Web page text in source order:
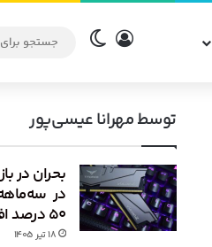
ورودتغییر پوسته
توسط مهرانا عیسی‌پور
۵۰ درصد افزایش می‌یابد
۱۸ تیر ۱۴۰۵